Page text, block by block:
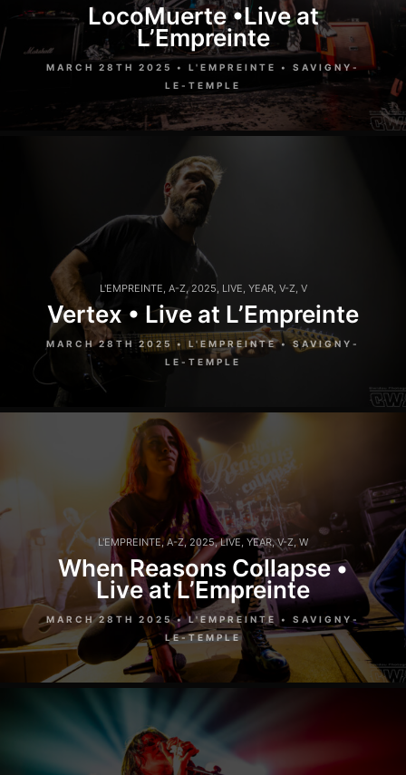
LocoMuerte •Live at
L’Empreinte
MARCH 28TH 2025 • L'EMPREINTE • SAVIGNY-
LE-TEMPLE
L'EMPREINTE A-Z , 2025 LIVE YEAR, V-Z V
Vertex • Live at L’Empreinte
MARCH 28TH 2025 • L'EMPREINTE • SAVIGNY-
LE-TEMPLE
L'EMPREINTE,A-Z,2025,LIVE, YEAR,V-Z,W
When Reasons Collapse •
Live at L’Empreinte
MARCH 28TH 2025 • L'EMPREINTE • SAVIGNY-
LE-TEMPLE